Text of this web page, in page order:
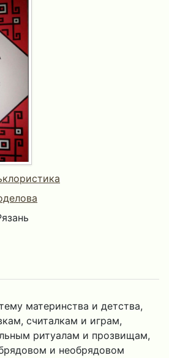
материнства и детства,
считалкам и играм,
ритуалам и прозвищам,
и необрядовом